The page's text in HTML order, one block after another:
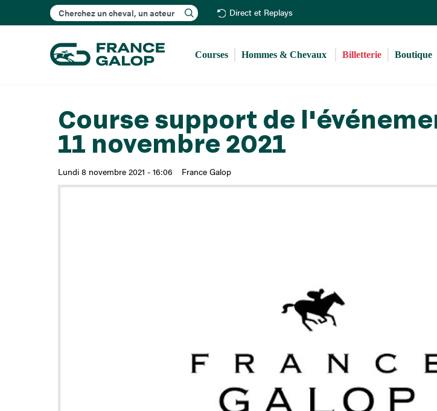
au
Rechercher Direct et Replays
Courses Hommes & Chevaux Billetterie Boutique
Course support de
11 novembre 2021
Lundi 8 novembre 2021 - 16:06 France Galop